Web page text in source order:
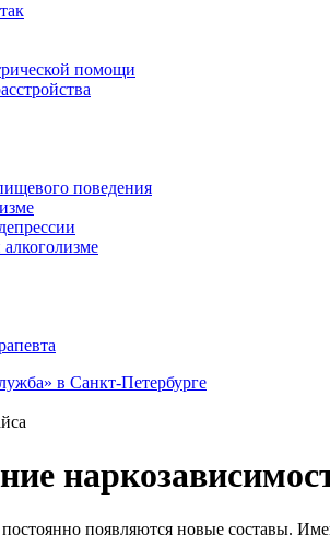
помощи
поведения
в Санкт-Петербурге
появляются новые составы.